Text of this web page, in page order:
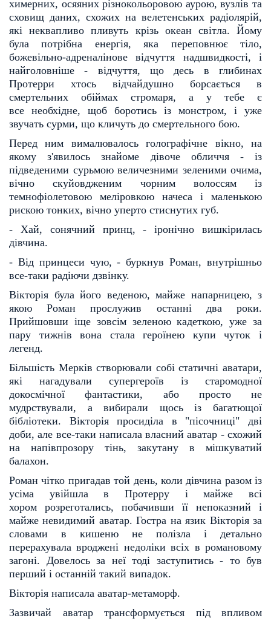
химерних, осяяних різнокольоровою аурою, вузлів та
сховищ даних, схожих на велетенських радіолярій,
які неквапливо пливуть крізь океан світла. Йому
була потрібна енергія, яка переповнює тіло,
божевільно-адреналінове відчуття надшвидкості, і
найголовніше - відчуття, щодесь в глибинах
Протерри хтось відчайдушно борсається в
смертельних обіймах стромаря, а у тебе є
все необхідне, щоб боротись із монстром, і уже
звучать сурми, що кличуть до смертельного бою.
Перед ним вималювалось голографічне вікно, на
якому з'явилось знайоме дівоче обличчя - із
підведеними сурьмою величезними зеленими очима,
вічно скуйовдженим чорним волоссям із
темнофіолетовою меліровкою начеса і маленькою
рискою тонких, вічно уперто стиснутих губ.
- Хай, сонячний принц, - іронічно вишкірилась
дівчина.
- Від принцеси чую, - буркнув Роман, внутрішньо
все-таки радіючи дзвінку.
Вікторія була його веденою, майже напарницею, з
якою Роман прослужив останні два роки.
Прийшовши іще зовсім зеленою кадеткою, уже за
пару тижнів вона стала героїнею купи чуток і
легенд.
Більшість Мерків створювали собі статичні аватари,
які нагадували супергероїв із старомодної
докосмічної фантастики, або просто не
мудрствували, а вибирали щось із багатющої
бібліотеки. Вікторіяпросиділа в "пісочниці" дві
доби, але все-таки написала власний аватар - схожий
на напівпрозору тінь, закутану в мішкуватий
балахон.
Роман чітко пригадав той день, коли дівчина разом із
усіма увійшла в Протерру і майже всі
хором розреготались, побачивши її непоказний і
майже невидимий аватар. Гостра на язик Вікторія за
словами в кишеню не полізла і детально
перерахувала вроджені недоліки всіх в романовому
загоні. Довелось за неї тоді заступитись - то був
перший і останній такий випадок.
Вікторія написала аватар-метаморф.
Зазвичай аватар трансформується під впливом